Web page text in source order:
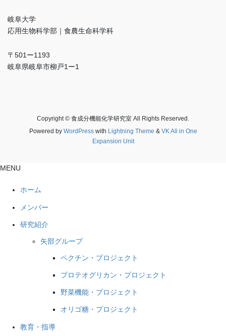
岐阜大学
応用生物科学部｜食農生命科学科
〒501ー1193
岐阜県岐阜市柳戸1ー1
Copyright © 食成分機能化学研究室 All Rights Reserved.
Powered by WordPresswith Lightning Theme & VK All in One
Expansion Unit
MENU
ホーム
メンバー
研究紹介
矢部グループ
ペクチン・プロジェクト
プロテオグリカン・プロジェクト
野菜機能・プロジェクト
オリゴ糖・プロジェクト
教育・指導